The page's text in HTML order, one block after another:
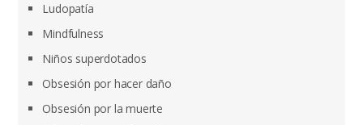
Ludopatía
Mindfulness
Niños superdotados
Obsesión por hacer daño
Obsesión por la muerte